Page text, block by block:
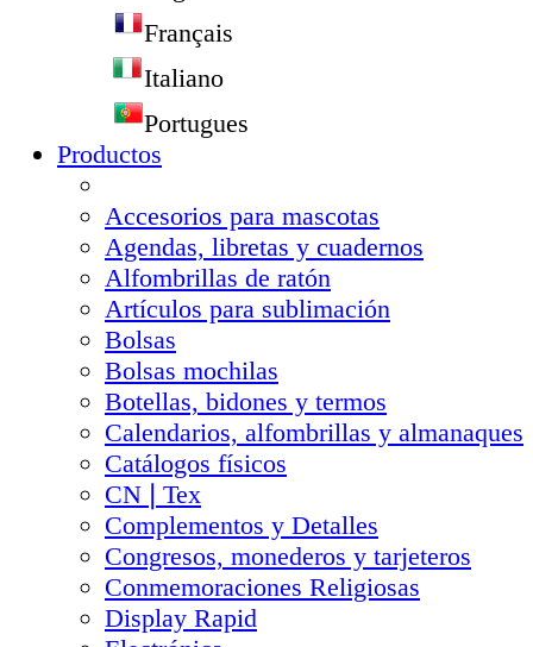
Français
Italiano
Portugues
Productos
Accesorios para mascotas
Agendas, libretas y cuadernos
Alfombrillas de ratón
Artículos para sublimación
Bolsas
Bolsas mochilas
Botellas, bidones y termos
Calendarios, alfombrillas y almanaques
Catálogos físicos
CN❘Tex
Complementos y Detalles
Congresos, monederos y tarjeteros
Conmemoraciones Religiosas
Display Rapid